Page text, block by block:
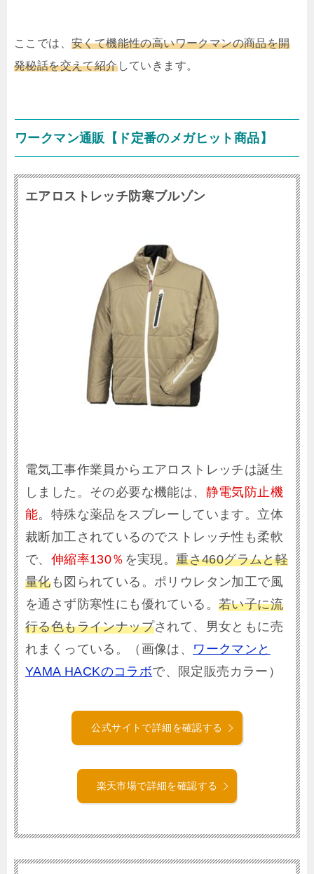
ここでは、 安くて機能性の高いワークマンの商品を開
発秘話を交えて紹介していきます。
ワークマン通販【ド定番のメガヒット商品】
エアロストレッチ防寒ブルゾン
電気工事作業員からエアロストレッチは誕生
しました。その必要な機能は、 静電気防止機
能。特殊な薬品をスプレーしています。立体
裁断加工されているのでストレッチ性も柔軟
で、 伸縮率130％ を実現。重さ460グラムと軽
量化も図られている。ポリウレタン加工で風
を通さず防寒性にも優れている。 若い子に流
行る色もラインナップされて、男女ともに売
れまくっている。（画像は、 ワークマンと
YAMA HACKのコラボで、限定販売カラー）
公式サイトで詳細を確認する
楽天市場で詳細を確認する